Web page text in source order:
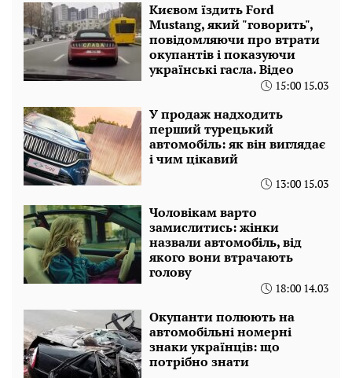
Києвом їздить Ford
Mustang, який "говорить",
повідомляючи про втрати
окупантів і показуючи
українські гасла. Відео
15:00 15.03
У продаж надходить
перший турецький
автомобіль: як він виглядає
і чим цікавий
13:00 15.03
Чоловікам варто
замислитись: жінки
назвали автомобіль, від
якого вони втрачають
голову
18:00 14.03
Окупанти полюють на
автомобільні номерні
знаки українців: що
потрібно знати